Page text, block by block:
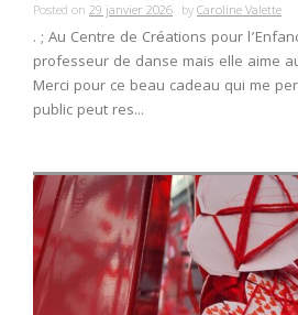
Posted on 29 janvier 2026 byCaroline Valette
. ; Au Centre de Créations pour
professeur de danse mais elle aime
Merci pour ce beau cadeau qui me
public peut res...